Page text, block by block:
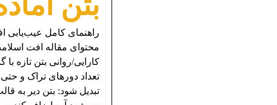
راهنمای کامل عیب‌یابی
کارایی/روانی بتن تازه
تعداد دورهای تراک و
تبدیل شود: بتن دیر به